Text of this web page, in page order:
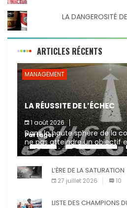
LA DANGEROSITÉ
ARTICLES RÉCENTS
MANAGEMENT
LA RÉUSSITE DE L’ÉCHEC
1 août 2026
Dans la haute sphère de la
ne pas atteindre un objectif
d’incompétence et une
diverses (avertissement, […]
Partager :
X Facebook
E-mail Imprimer
L’ÈRE DE LA SATURATION
27 juillet 2026 10
LISTE DES CHAMPIONS